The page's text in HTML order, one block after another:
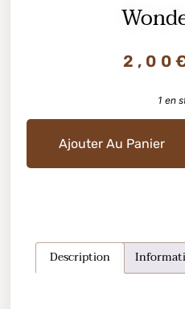
2,00
1 en
Ajouter Au Panier
Description